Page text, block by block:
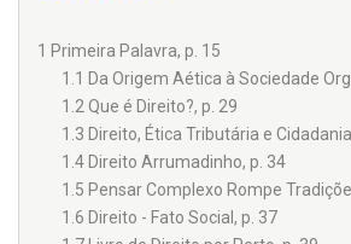
zelosa cobrança do crédito fiscal;
impetração de denúncia por crime
juiz – celeridade de decisões
fiel gasto do erário. Tais são
psicólogos, jornalistas, políticos,
advogados... e você leitor.
Lançaram-se à mesa de debates
lado dos tributos non olet; crimes
1 Primeira Palavra, p. 15
1.1 Da Origem Aética à Sociedade
1.2 Que é Direito?, p. 29
1.3 Direito, Ética Tributária e
1.4 Direito Arrumadinho, p. 34
1.5 Pensar Complexo Rompe
1.6 Direito - Fato Social, p. 37